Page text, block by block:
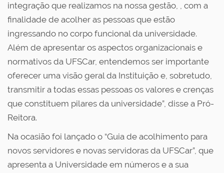
integração que realizamos na nossa gestão, , com a
finalidade de acolher as pessoas que estão
ingressando no corpo funcional da universidade.
Além de apresentar os aspectos organizacionais e
normativos da UFSCar, entendemos ser importante
oferecer uma visão geral da Instituição e, sobretudo,
transmitir a todas essas pessoas os valores e crenças
que constituem pilares da universidade”, disse a Pró-
Reitora.
Na ocasião foi lançado o “Guia de acolhimento para
novos servidores e novas servidoras da UFSCar”, que
apresenta a Universidade em números e a sua